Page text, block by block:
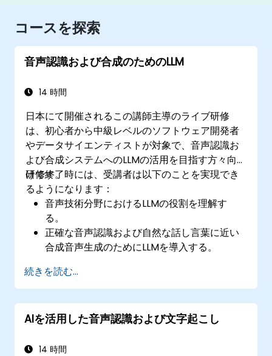
コースを探索
音声認識および合成のためのLLM
14 時間
日本にて開催されるこの講師主導のライブ研修
は、初心者から中級レベルのソフトウェア開発者
やデータサイエンティストが対象で、音声認識お
よび合成システムへのLLMの活用を目指す方々向
けです。
研修終了時には、受講者は以下のことを実現でき
るようになります：
音声技術分野におけるLLMの役割を理解す
る。
正確な音声認識および自然な話し言葉に近い
合成音声生成のためにLLMを導入する。
する。
LLMを用いた音声システムの性能を評価・向
上させる。
音声技術分野における最新動向および将来像
続きを読む...
AIを活用した音声認識および文字起こし
14 時間